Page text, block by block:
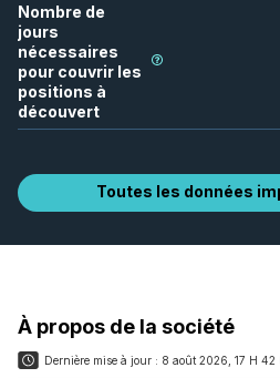
Nombre de
jours
nécessaires
pour couvrir les
positions à
découvert
Toutes les données
À propos de la société
Dernière mise à jour : 8 août 2026, 17 H 42